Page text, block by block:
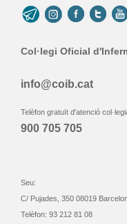
Col·legi Oficial
info@coib.cat
Telèfon gratuït d'atenció
900 705 705
Seu:
C/ Pujades, 350 08019
Telèfon: 93 212 81 08